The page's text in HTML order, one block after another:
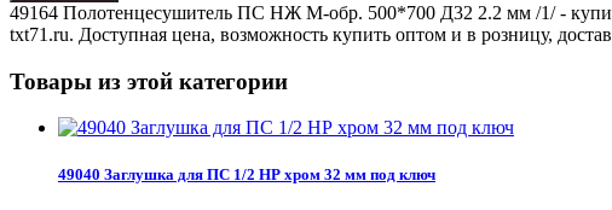
49164 Полотенцесушитель ПС НЖ М-обр. 500*700 Д32 2.2 мм /1/ -
txt71.ru. Доступная цена, возможность купить оптом и в розницу,
Товары из этой категории
49040 Заглушка для ПС 1/2 НР хром 32 мм под ключ